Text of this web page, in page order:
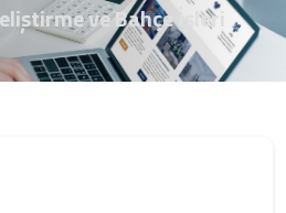
ve Bahçe İşleri